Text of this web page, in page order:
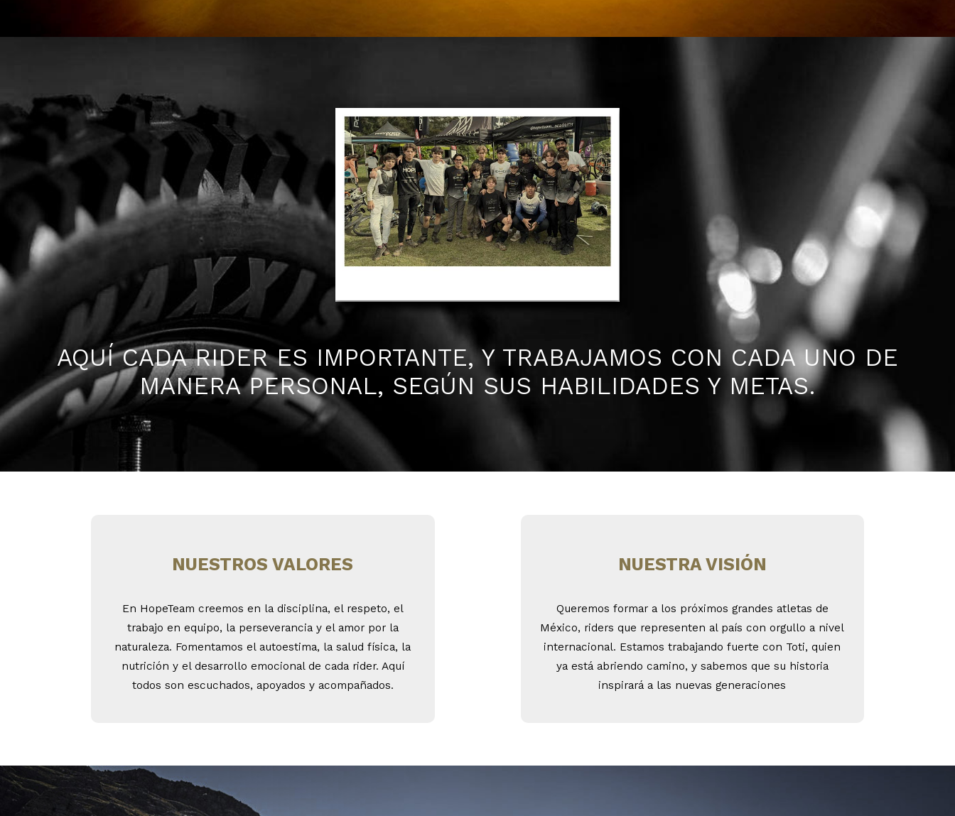
AQUÍ CADA RIDER ES IMPORTANTE, Y TRABAJAMOS CON CADA UNO DE
MANERA PERSONAL, SEGÚN SUS HABILIDADES Y METAS.
NUESTROS VALORES
En HopeTeam creemos en la disciplina, el respeto, el
trabajo en equipo, la perseverancia y el amor por la
naturaleza. Fomentamos el autoestima, la salud física, la
nutrición y el desarrollo emocional de cada rider. Aquí
todos son escuchados, apoyados y acompañados.
NUESTRA VISIÓN
Queremos formar a los próximos grandes atletas de
México, riders que representen al país con orgullo a nivel
internacional. Estamos trabajando fuerte con Toti, quien
ya está abriendo camino, y sabemos que su historia
inspirará a las nuevas generaciones